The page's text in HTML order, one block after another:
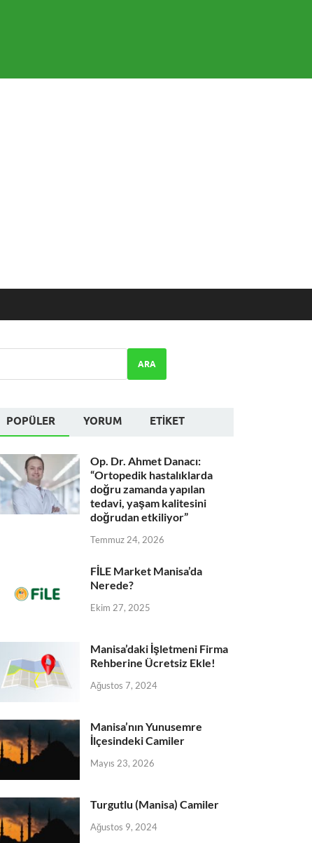
ARA
POPÜLER YORUM ETIKET
Op. Dr. Ahmet Danacı:
“Ortopedik hastalıklarda
doğru zamanda yapılan
tedavi, yaşam kalitesini
doğrudan etkiliyor”
Temmuz 24, 2026
FİLE Market Manisa’da
Nerede?
Ekim 27, 2025
Manisa’daki İşletmeni Firma
Rehberine Ücretsiz Ekle!
Ağustos 7, 2024
Manisa’nın Yunusemre
İlçesindeki Camiler
Mayıs 23, 2026
Turgutlu (Manisa) Camiler
Ağustos 9, 2024